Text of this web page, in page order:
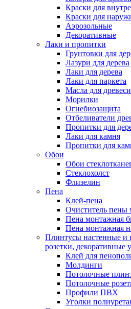
Краски для
Краски для
Аэрозольные
Декоративные
Лаки и пропитки
Грунтовки для
Лазури для дерева
Лаки для дерева
Лаки для паркета
Масла для
Морилки
Огнебиозащита
Отбеливатели
Пропитки для
Лаки для камня
Пропитки для
Обои
Обои
Стеклохолст
Флизелин
Пена
Клей-пена
Очиститель пены
Пена монтажная
Пена монтажная
Плинтусы настенные и
розетки, декоративные
Клей для
Молдинги
Потолочные
Потолочные
Профили ПВХ
Уголки